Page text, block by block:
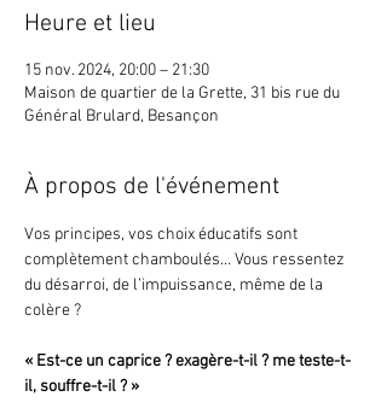
Heure et lieu
15 nov. 2024, 20:00 – 21:30
Maison de quartier de la Grette, 31 bis rue du
Général Brulard, Besançon
À propos de l'événement
Vos principes, vos choix éducatifs sont
complètement chamboulés… Vous ressentez
du désarroi, de l’impuissance, même de la
colère ?
« Est-ce un caprice ? exagère-t-il ? me teste-t-
il, souffre-t-il ? »